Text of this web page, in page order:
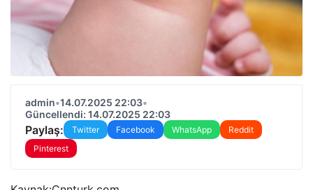
admin•14.07.2025 22:03•
Güncellendi: 14.07.2025 22:03
Paylaş: Twitter Facebook WhatsApp
Reddit
Pinterest